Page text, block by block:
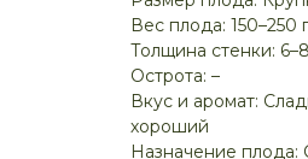
Вес плода: 150–250 г
Толщина стенки:
Острота: –
Вкус и аромат:
хороший
Назначение плода: